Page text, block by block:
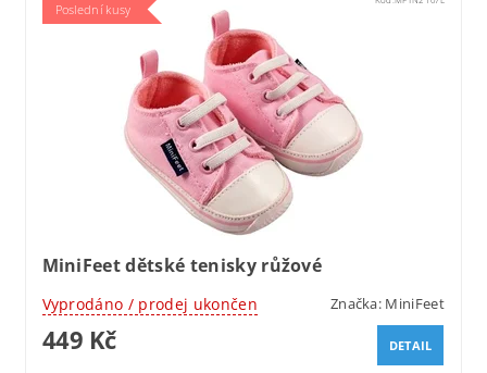
Poslední kusy
MiniFeet dětské tenisky růžové
Vyprodáno / prodej ukončen Značka: MiniFeet
449 Kč DETAIL